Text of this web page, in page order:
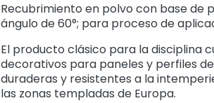
Recubrimiento en polvo con base de
ángulo de 60°; para proceso de
El producto clásico para la disciplina
decorativos para paneles y perfiles
duraderas y resistentes a la
las zonas templadas de Europa.